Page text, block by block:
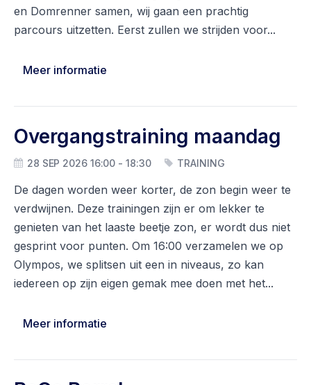
en Domrenner samen, wij gaan een prachtig
parcours uitzetten. Eerst zullen we strijden voor...
Meer informatie
Overgangstraining maandag
28 SEP 2026 16:00 - 18:30 TRAINING
De dagen worden weer korter, de zon begin weer te
verdwijnen. Deze trainingen zijn er om lekker te
genieten van het laaste beetje zon, er wordt dus niet
gesprint voor punten. Om 16:00 verzamelen we op
Olympos, we splitsen uit een in niveaus, zo kan
iedereen op zijn eigen gemak mee doen met het...
Meer informatie